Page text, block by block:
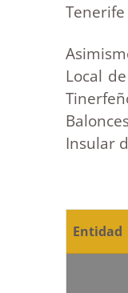
Tenerife
Local
Insular
Entidad